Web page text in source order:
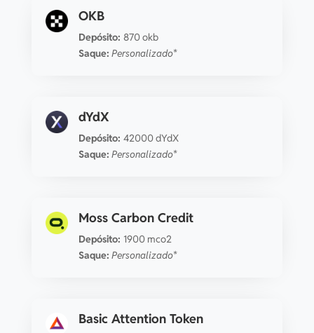
OKB
Depósito: 870 okb
Saque: Personalizado*
dYdX
Depósito: 42000 dYdX
Saque: Personalizado*
Moss Carbon Credit
Depósito: 1900 mco2
Saque: Personalizado*
Basic Attention Token